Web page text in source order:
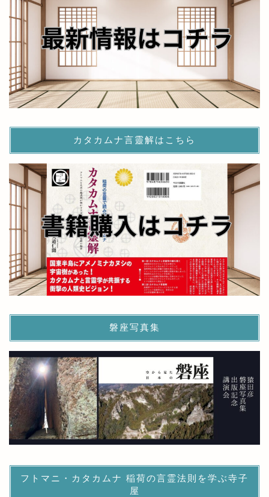
カタカムナ言靈解はこちら
磐座写真集
フトマニ・カタカムナ 稲荷の言霊法則を学ぶ寺子
屋